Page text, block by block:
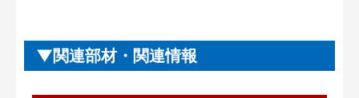
関連部材・関連情報